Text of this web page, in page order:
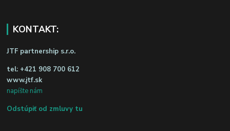
KONTAKT:
JTF partnership s.r.o.
tel: +421 908 700 612
www.jtf.sk
napíšte nám
Odstúpiť od zmluvy tu